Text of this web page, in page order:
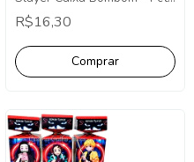
com 10
R$16,30